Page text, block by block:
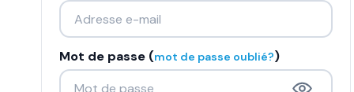
Forum
Réseaux sociaux
Petites annonces
Mot de passe (mot de passe oublié?)